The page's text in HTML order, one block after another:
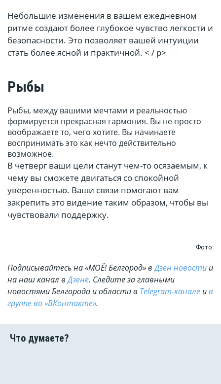
Небольшие изменения в вашем ежедневном
ритме создают более глубокое чувство легкости и
безопасности. Это позволяет вашей интуиции
стать более ясной и практичной. < / p>
Рыбы
Рыбы, между вашими мечтами и реальностью
формируется прекрасная гармония. Вы не просто
воображаете то, чего хотите. Вы начинаете
воспринимать это как нечто действительно
возможное.
В четверг ваши цели станут чем-то осязаемым, к
чему вы сможете двигаться со спокойной
уверенностью. Ваши связи помогают вам
закрепить это видение таким образом, чтобы вы
чувствовали поддержку.
Фото:
Подписывайтесь на «МОЁ! Белгород» вДзен новости и
на наш канал вДзене. Cледите за главными
новостями Белгорода и области в Telegram-канале ив
группе во «ВКонтакте».